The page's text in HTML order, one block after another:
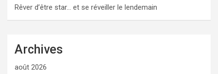
Rêver d’être star… et se réveiller le lendemain
Archives
août 2026